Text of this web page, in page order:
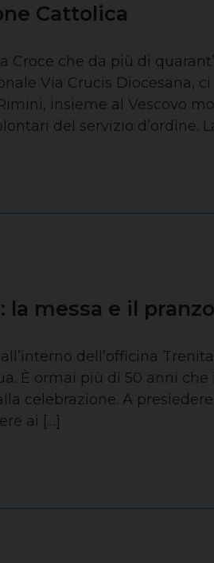
Cattolica
Croce che da più di
Via Crucis Diocesana,
insieme al Vescovo
del servizio d’ordine.
messa e il
dell’officina
È ormai più di 50 anni che
celebrazione. A
ai […]